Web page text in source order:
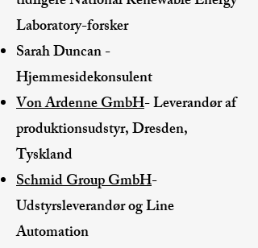
Laboratory-forsker
Sarah Duncan -
Hjemmesidekonsulent
Von Ardenne GmbH- Leverandør af
produktionsudstyr, Dresden,
Tyskland
Schmid Group GmbH-
Udstyrsleverandør og Line
Automation